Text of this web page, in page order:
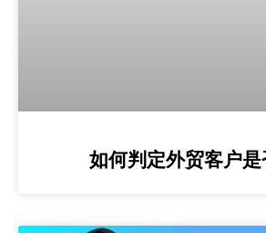
如何判定外贸客户